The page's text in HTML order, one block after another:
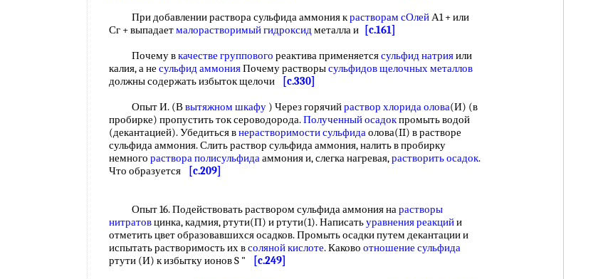
При добавлении раствора сульфида аммония крастворам сОлейА1 + или
Сг + выпадаетмалорастворимый гидроксидметалла и
[c.161]
Почему вкачестве группового реактива применяетсясульфид натрияили
калия, а не сульфид аммонияПочему растворысульфидов щелочных металлов
должны содержать избыток щелочи
[c.330]
Опыт И. (Ввытяжном шкафу ) Через горячийраствор хлорида олова(И) (в
пробирке) пропустить ток сероводорода.Полученный осадокпромыть водой
(декантацией). Убедиться внерастворимости сульфидаолова(II) в растворе
сульфида аммония. Слить раствор сульфида аммония, налить в пробирку
немного раствора полисульфидааммония и, слегка нагревая,растворить осадок.
Что образуется
[c.209]
Опыт 16. Подействовать раствором сульфида аммония нарастворы
нитратовцинка, кадмия, ртути(П) и ртути(1). Написатьуравнения реакцийи
отметить цвет образовавшихся осадков. Промыть осадки путем декантации и
испытать растворимость их всоляной кислоте. Каково отношение сульфида
ртути (И) к избытку ионов S "
[c.249]